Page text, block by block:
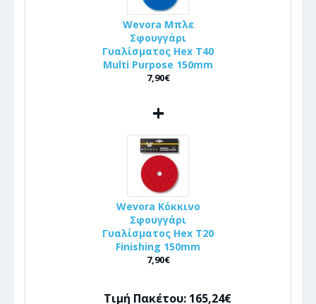
Wevora Μπλε
Σφουγγάρι
Γυαλίσματος Hex T40
Multi Purpose 150mm
7,90€
+
Wevora Κόκκινο
Σφουγγάρι
Γυαλίσματος Hex T20
Finishing 150mm
7,90€
Τιμή Πακέτου: 165,24€